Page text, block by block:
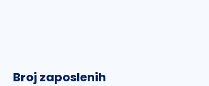
Broj zaposlenih